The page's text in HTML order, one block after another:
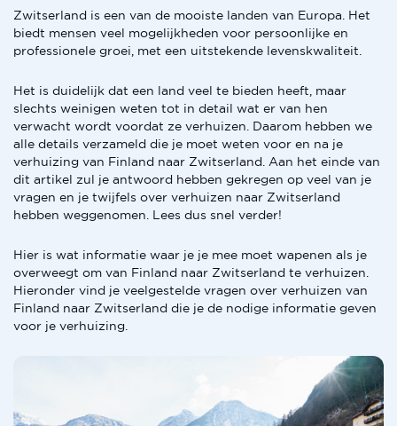
Zwitserland is een van de mooiste landen van Europa. Het
biedt mensen veel mogelijkheden voor persoonlijke en
professionele groei, met een uitstekende levenskwaliteit.
Het is duidelijk dat een land veel te bieden heeft, maar
slechts weinigen weten tot in detail wat er van hen
verwacht wordt voordat ze verhuizen. Daarom hebben we
alle details verzameld die je moet weten voor en na je
verhuizing van Finland naar Zwitserland. Aan het einde van
dit artikel zul je antwoord hebben gekregen op veel van je
vragen en je twijfels over verhuizen naar Zwitserland
hebben weggenomen. Lees dus snel verder!
Hier is wat informatie waar je je mee moet wapenen als je
overweegt om van Finland naar Zwitserland te verhuizen.
Hieronder vind je veelgestelde vragen over verhuizen van
Finland naar Zwitserland die je de nodige informatie geven
voor je verhuizing.